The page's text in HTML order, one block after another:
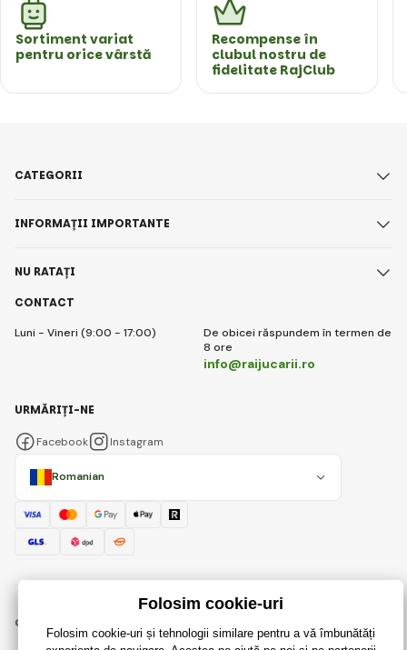
Sortiment variat
pentru orice vârstă
Recompense în
clubul nostru de
fidelitate RajClub
CONTACT
Luni - Vineri (9:00 - 17:00)
De obicei răspundem în termen de
8 ore
info@raijucarii.ro
CATEGORII
INFORMAȚII IMPORTANTE
NU RATAȚI
Romanian
URMĂRIȚI-NE
Facebook Instagram
© 2018 - 2026 RaiJucării.ro, Toate drepturile rezervate